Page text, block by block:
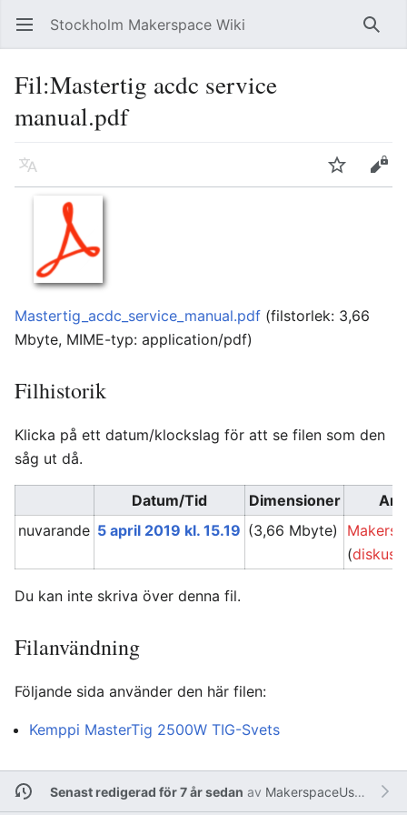
Öppna huvudmenyn Stockholm Makerspace Wiki Sök
Fil:Mastertig acdc service
manual.pdf
Läs på ett annat språk Bevaka Redigera
Mastertig_acdc_service_manual.pdf (filstorlek: 3,66
Mbyte, MIME-typ: application/pdf)
Filhistorik
Klicka på ett datum/klockslag för att se filen som den
såg ut då.
Datum/Tid Dimensioner
nuvarande 5 april 2019 kl. 15.19 (3,66 Mbyte)
(
Du kan inte skriva över denna fil.
Filanvändning
Följande sida använder den här filen:
Kemppi MasterTig 2500W TIG-Svets
Senast redigerad för 7 år sedan av MakerspaceUser